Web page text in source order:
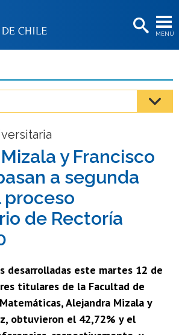
MENÚ
BIBLIOTECAS
Estudiantes
Académicas/os
Funcionarias/os
Egresadas/os
y Francisco
a segunda
de Rectoría
desarrolladas este martes 12 de
titulares de la Facultad de
Alejandra Mizala y
obtuvieron el 42,72% y el